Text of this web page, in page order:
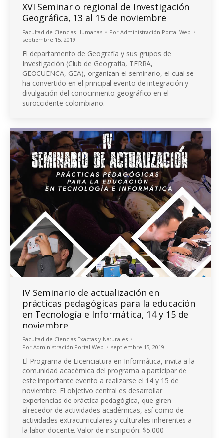
XVI Seminario regional de Investigación
Geográfica, 13 al 15 de noviembre
Facultad de Ciencias Humanas Por Administración Portal Web
septiembre 15, 2019
El departamento de Geografía y sus grupos de
Investigación (Club de Geografía, TERRA,
GEOCUENCA, GEA), organizan el seminario, el cual se
ha convertido en el principal evento de integración y
divulgación del conocimiento geográfico en el
suroccidente colombiano.
IV Seminario de actualización en
prácticas pedagógicas para la educación
en Tecnología e Informática, 14 y 15 de
noviembre
Facultad de Ciencias Exactas y Naturales
Por Administración Portal Web septiembre 15, 2019
El Programa de Licenciatura en Informática, invita a la
comunidad académica del programa a participar de
este importante evento a realizarse el 14 y 15 de
noviembre. El objetivo central es desarrollar
experiencias de práctica pedagógica, que giren
alrededor de actividades académicas, así como de
actividades extracurriculares y culturales inherentes a
la labor docente. Valor de inscripción: $5.000